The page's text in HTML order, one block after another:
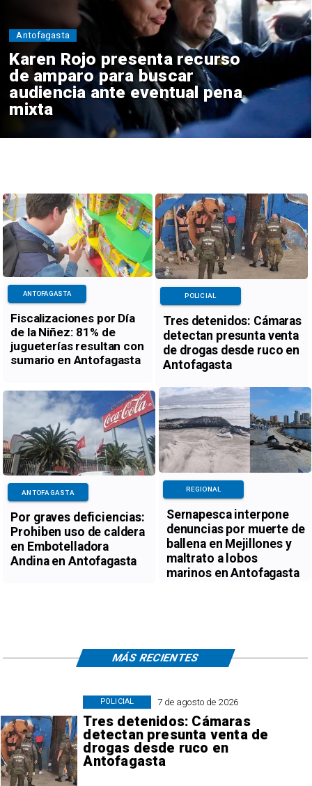
Karen Rojo presenta recurso
de amparo para buscar
audiencia ante eventual pena
mixta
Antofagasta
Fiscalizaciones por Día
de la Niñez: 81% de
jugueterías resultan con
sumario en Antofagasta
ANTOFAGASTA
Tres detenidos: Cámaras
detectan presunta venta
de drogas desde ruco en
Antofagasta
POLICIAL
Por graves deficiencias:
Prohiben uso de caldera
en Embotelladora
Andina en Antofagasta
ANTOFAGASTA
Sernapesca interpone
denuncias por muerte de
ballena en Mejillones y
maltrato a lobos
marinos en Antofagasta
REGIONAL
7 de agosto de 2026
Tres detenidos: Cámaras
detectan presunta venta de
drogas desde ruco en
Antofagasta
POLICIAL
MÁS RECIENTES